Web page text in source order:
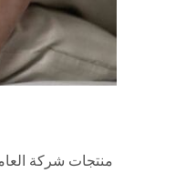
منتجات شركة